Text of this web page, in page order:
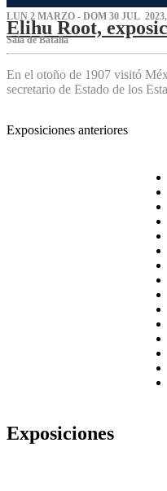
LUN 2 MARZO - DOM 30 JUL
Elihu Root,
Sala de Batalla
En el otoño de 1907 visitó
secretario de Estado de los
Exposiciones anteriores
Exposiciones